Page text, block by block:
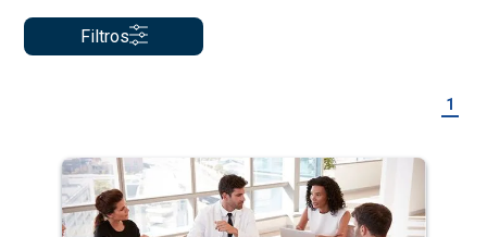
Filtros
1